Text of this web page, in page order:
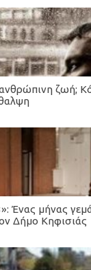
ζωή;
Ένας μήνας
Δήμο Κηφισιάς